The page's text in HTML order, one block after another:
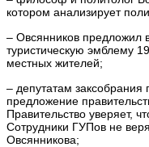
котором анализирует
– Овсянников предложил
туристическую эмблему
местных жителей;
– депутатам заксобрания
предложение
Правительство уверяет,
Сотрудники ГУПов не
Овсянникова;